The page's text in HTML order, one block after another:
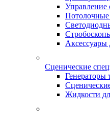
Управление
Потолочные
Аксессуары
Сценические
Генераторы
Жидкости